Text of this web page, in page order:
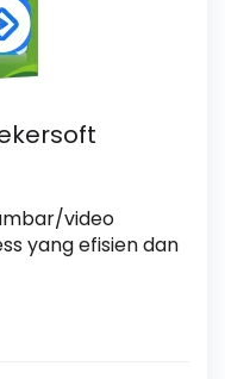
video
yang efisien dan